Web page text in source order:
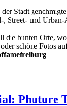
Stadt
Street- und Urban-
die bunten Orte,
schöne Fotos
Phuture